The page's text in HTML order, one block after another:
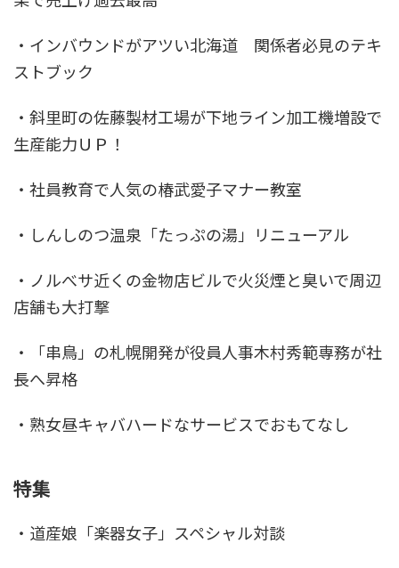
・インバウンドがアツい北海道 関係者必見のテキ
ストブック
・斜里町の佐藤製材工場が下地ライン加工機増設で
生産能力ＵＰ！
・社員教育で人気の椿武愛子マナー教室
・しんしのつ温泉「たっぷの湯」リニューアル
・ノルべサ近くの金物店ビルで火災煙と臭いで周辺
店舗も大打撃
・「串鳥」の札幌開発が役員人事木村秀範専務が社
長へ昇格
・熟女昼キャバハードなサービスでおもてなし
特集
・道産娘「楽器女子」スペシャル対談